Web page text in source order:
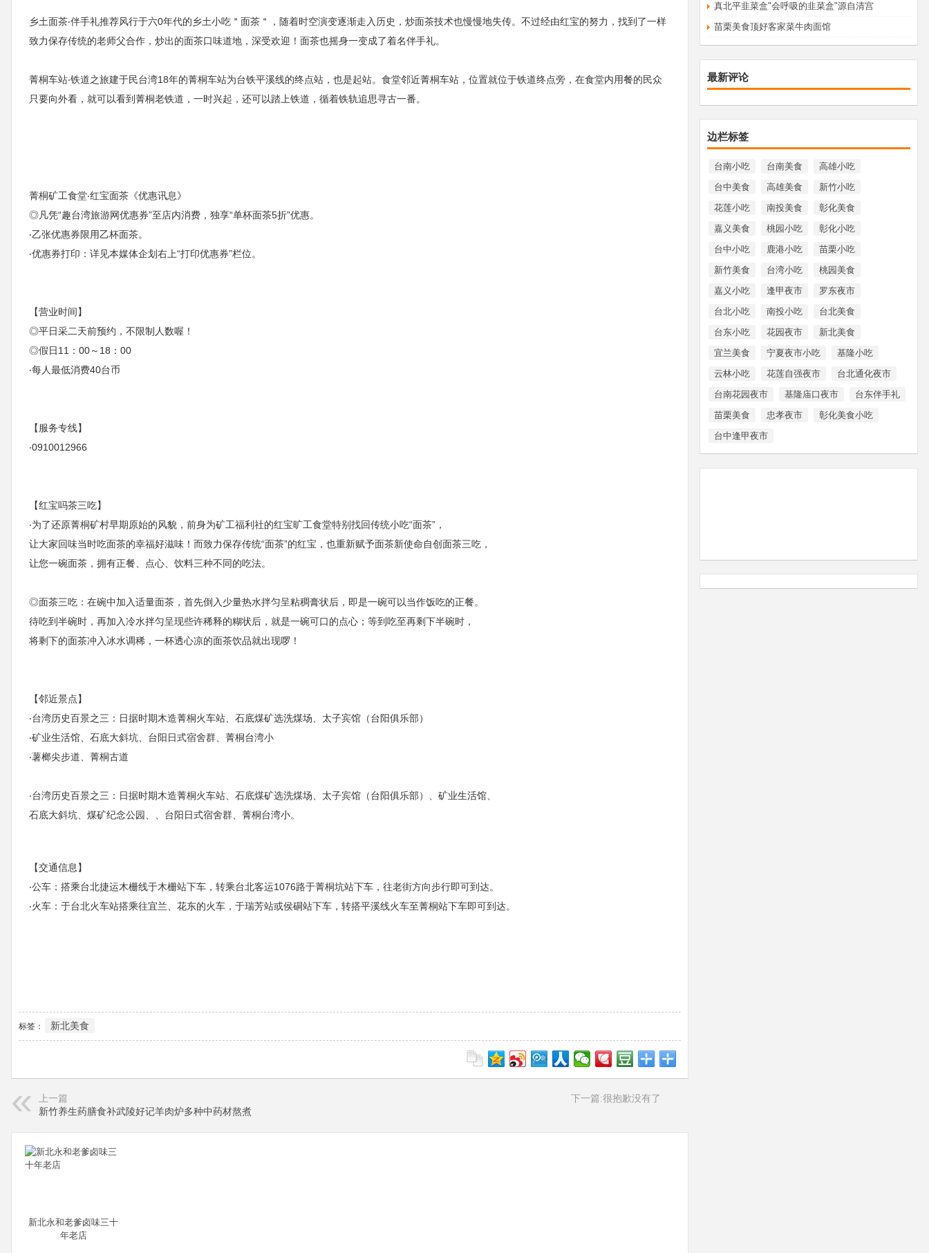
真北平韭菜盒"会呼吸的韭菜盒"源自清宫
苗栗美食顶好客家菜牛肉面馆
最新评论
边栏标签
台南小吃 台南美食
高雄小吃
台中美食
高雄美食
新竹小吃
花莲小吃
南投美食
彰化美食
嘉义美食
桃园小吃
彰化小吃
台中小吃
鹿港小吃
苗栗小吃
新竹美食
台湾小吃
桃园美食
嘉义小吃
逢甲夜市
罗东夜市
台北小吃
南投小吃
台北美食
台东小吃
花园夜市
新北美食
宜兰美食
宁夏夜市小吃
基隆小吃
云林小吃
花莲自强夜市
台北通化夜市
台南花园夜市
基隆庙口夜市
台东伴手礼
苗栗美食
忠孝夜市
彰化美食小吃
台中逢甲夜市
乡土面茶‧伴手礼推荐风行于六0年代的乡土小吃＂面茶＂，随着时空演变逐渐走入历史，炒面茶技术也慢慢地失传。不过经由红宝的努力，找到了一样
致力保存传统的老师父合作，炒出的面茶口味道地，深受欢迎！面茶也摇身一变成了着名伴手礼。
菁桐车站‧铁道之旅建于民台湾18年的菁桐车站为台铁平溪线的终点站，也是起站。食堂邻近菁桐车站，位置就位于铁道终点旁，在食堂内用餐的民众
只要向外看，就可以看到菁桐老铁道，一时兴起，还可以踏上铁道，循着铁轨追思寻古一番。
菁桐矿工食堂‧红宝面茶《优惠讯息》
◎凡凭“趣台湾旅游网优惠券”至店内消费，独享“单杯面茶5折”优惠。
‧乙张优惠券限用乙杯面茶。
‧优惠券打印：详见本媒体企划右上“打印优惠券”栏位。
【营业时间】
◎平日采二天前预约，不限制人数喔！
◎假日11：00～18：00
‧每人最低消费40台币
【服务专线】
‧0910012966
【红宝吗茶三吃】
‧为了还原菁桐矿村早期原始的风貌，前身为矿工福利社的红宝旷工食堂特别找回传统小吃“面茶”，
让大家回味当时吃面茶的幸福好滋味！而致力保存传统“面茶”的红宝，也重新赋予面茶新使命自创面茶三吃，
让您一碗面茶，拥有正餐、点心、饮料三种不同的吃法。
◎面茶三吃：在碗中加入适量面茶，首先倒入少量热水拌匀呈粘稠膏状后，即是一碗可以当作饭吃的正餐。
待吃到半碗时，再加入冷水拌匀呈现些许稀释的糊状后，就是一碗可口的点心；等到吃至再剩下半碗时，
将剩下的面茶冲入冰水调稀，一杯透心凉的面茶饮品就出现啰！
【邻近景点】
‧台湾历史百景之三：日据时期木造菁桐火车站、石底煤矿选洗煤场、太子宾馆（台阳俱乐部）
‧矿业生活馆、石底大斜坑、台阳日式宿舍群、菁桐台湾小
‧薯榔尖步道、菁桐古道
‧台湾历史百景之三：日据时期木造菁桐火车站、石底煤矿选洗煤场、太子宾馆（台阳俱乐部）、矿业生活馆、
石底大斜坑、煤矿纪念公园、、台阳日式宿舍群、菁桐台湾小。
【交通信息】
‧公车：搭乘台北捷运木栅线于木栅站下车，转乘台北客运1076路于菁桐坑站下车，往老街方向步行即可到达。
‧火车：于台北火车站搭乘往宜兰、花东的火车，于瑞芳站或侯硐站下车，转搭平溪线火车至菁桐站下车即可到达。
标签： 新北美食
上一篇
新竹养生药膳食补武陵好记羊肉炉多种中药材熬煮
下一篇:很抱歉没有了
新北永和老爹卤味三十
年老店